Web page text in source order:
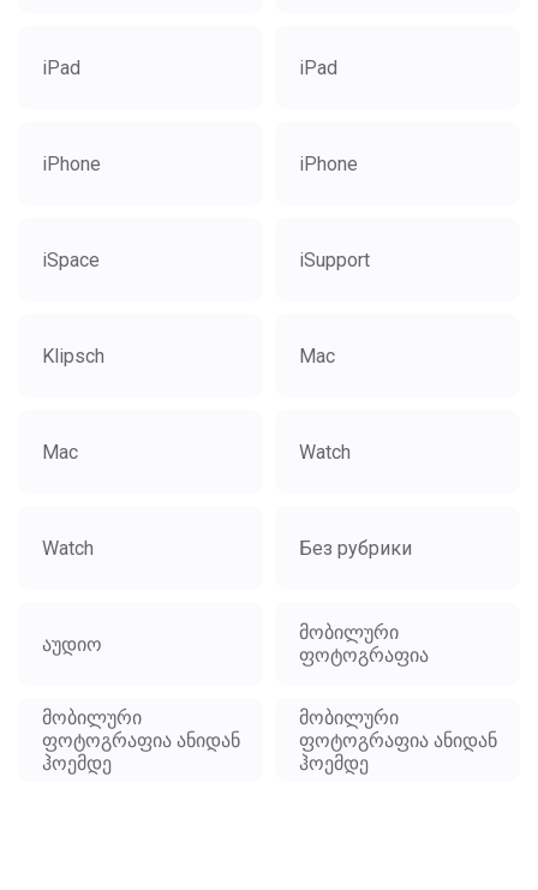
iPad iPad
iPhone iPhone
iSpace iSupport
Klipsch Mac
Mac Watch
Watch Без рубрики
აუდიო
მობილური
ფოტოგრაფია
მობილური
ფოტოგრაფია ანიდან
ჰოემდე
მობილური
ფოტოგრაფია ანიდან
ჰოემდე